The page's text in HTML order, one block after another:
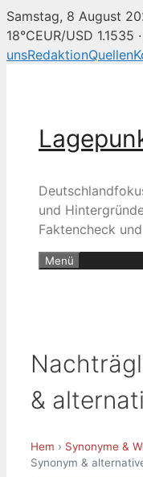
Samstag, 8 August
18°CEUR/USD 1.1535
unsRedaktionQuellen
und
Faktencheck
Menü
&
Hem › Synonyme &
Synonym &